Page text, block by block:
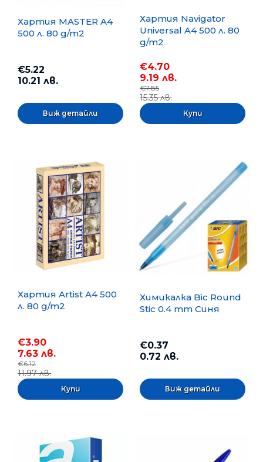
Хартия MASTER A4
500 л. 80 g/m2
€5.22
10.21 лв.
Виж детайли
Хартия Navigator
Universal A4 500 л. 80
g/m2
€4.70
9.19 лв.
€7.85
15.35 лв.
Хартия Artist A4 500
л. 80 g/m2
€3.90
7.63 лв.
€6.12
11.97 лв.
Химикалка Bic Round
Stic 0.4 mm Синя
€0.37
0.72 лв.
Виж детайли